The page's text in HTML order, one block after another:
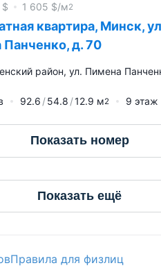
$ 1 605 $/м2
квартира, Минск,
д. 70
район, ул. Пимена
92.6 54.8 12.9 м2 9 этаж
Показать номер
Показать ещё
Правила для физлиц